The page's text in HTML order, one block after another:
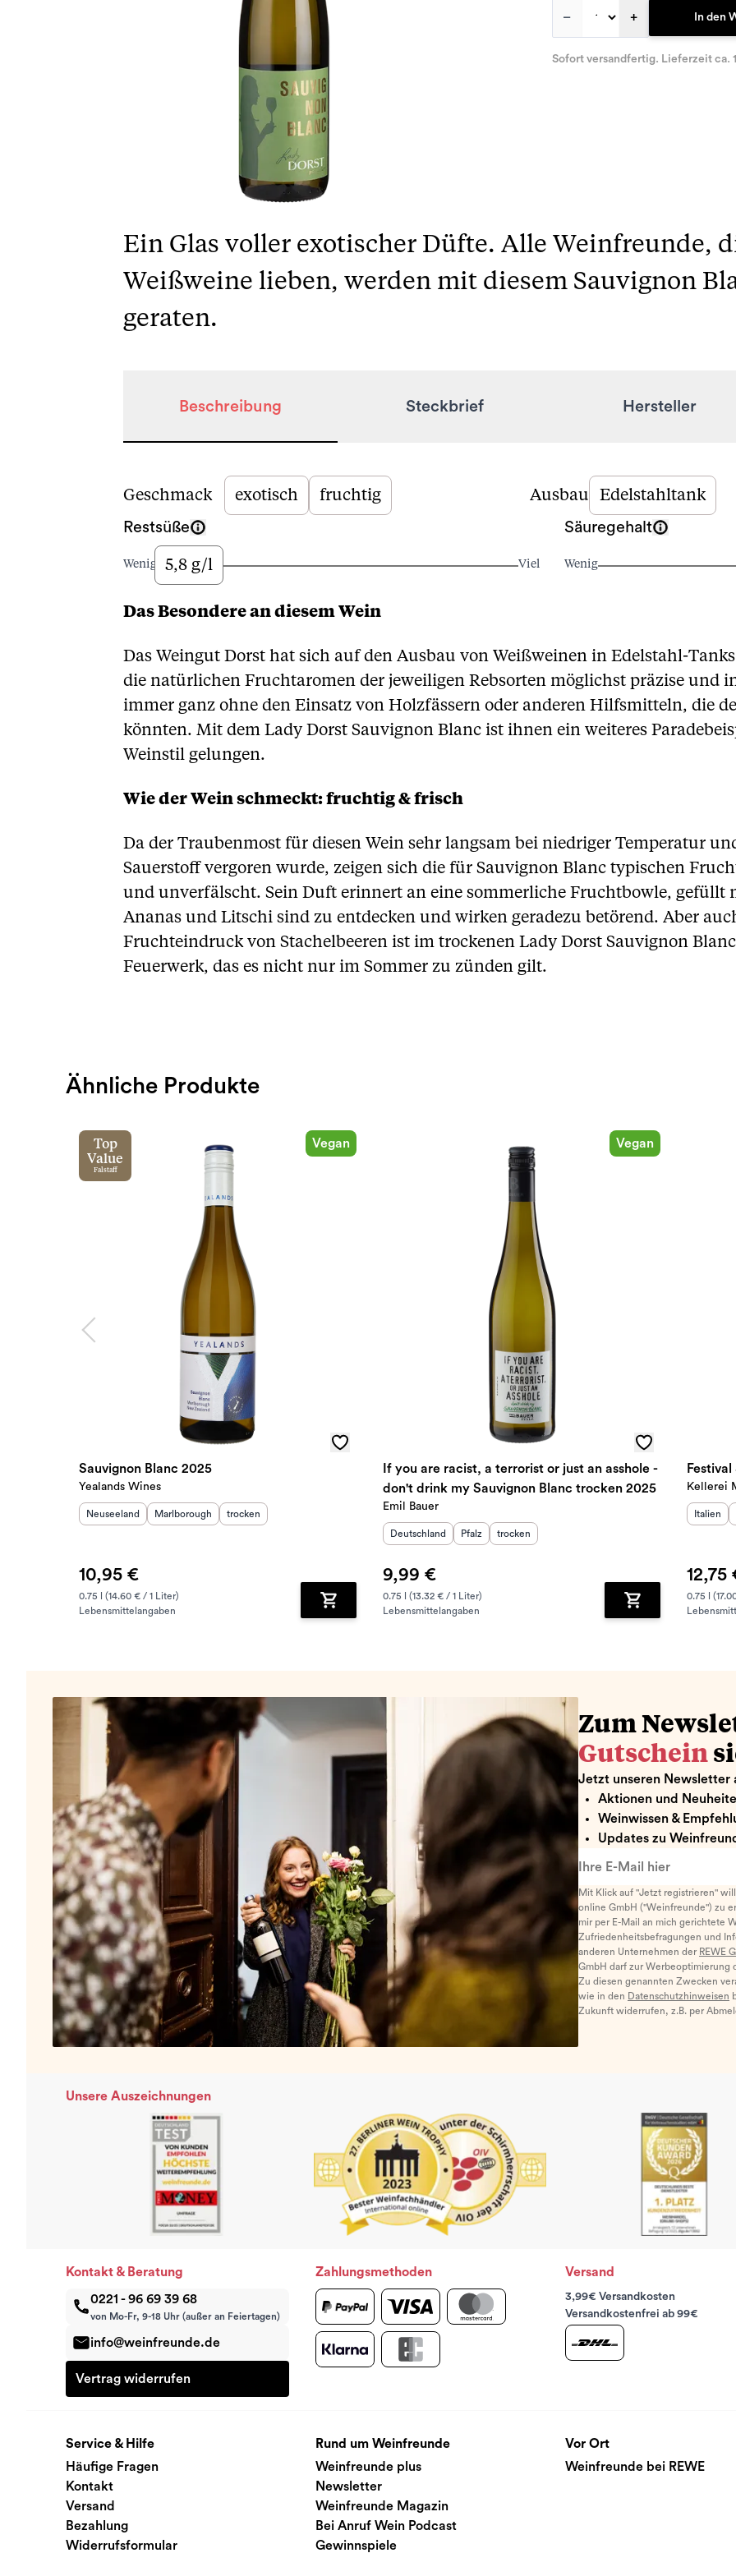
– + In den
Sofort versandfertig. Lieferzeit ca.
Ein Glas voller exotischer Düfte. Alle Weinfreunde,
Weißweine lieben, werden mit diesem Sauvignon
geraten.
Beschreibung Steckbrief Hersteller
Beschreibung
Geschmack exotisch fruchtig Ausbau Edelstahltank
Restsüße
Wenig 5,8 g/l Viel
Säuregehalt
Wenig
Das Besondere an diesem Wein
Das Weingut Dorst hat sich auf den Ausbau von Weißweinen in Edelstahl-
die natürlichen Fruchtaromen der jeweiligen Rebsorten möglichst präzise und
immer ganz ohne den Einsatz von Holzfässern oder anderen Hilfsmitteln, die
könnten. Mit dem Lady Dorst Sauvignon Blanc ist ihnen ein weiteres
Weinstil gelungen.
Wie der Wein schmeckt: fruchtig & frisch
Da der Traubenmost für diesen Wein sehr langsam bei niedriger Temperatur
Sauerstoff vergoren wurde, zeigen sich die für Sauvignon Blanc typischen
und unverfälscht. Sein Duft erinnert an eine sommerliche Fruchtbowle, gefüllt
Ananas und Litschi sind zu entdecken und wirken geradezu betörend. Aber
Fruchteindruck von Stachelbeeren ist im trockenen Lady Dorst Sauvignon
Feuerwerk, das es nicht nur im Sommer zu zünden gilt.
Ähnliche Produkte
Top
Value
Falstaff
Vegan
Sauvignon Blanc 2025
Yealands Wines
Herkunftsland
Neuseeland Herkunftsregion :
Marlborough Geschmack
trocken
10,95 €
0.75 l (14.60 € / 1 Liter)
Lebensmittelangaben
Zum Warenkorb hinzufügen
Vegan
If you are racist, a terrorist or just an asshole -
don't drink my Sauvignon Blanc trocken 2025
Emil Bauer
Herkunftsland
Deutschland Herkunftsregion
Pfalz Geschmack
trocken
9,99 €
0.75 l (13.32 € / 1 Liter)
Lebensmittelangaben
Zum Warenkorb
Kellerei
Italien
12,75
0.75 l
Zum
Gutschein
Jetzt unseren Newsletter
Aktionen und
Weinwissen &
Updates zu
Mit Klick auf "Jetzt registrieren"
online GmbH ("Weinfreunde") zu
mir per E-Mail an mich gerichtete
Zufriedenheitsbefragungen und
anderen Unternehmen der REWE
GmbH darf zur Werbeoptimierung
Zu diesen genannten Zwecken
wie in den Datenschutzhinweisen
Zukunft widerrufen, z.B. per
Unsere Auszeichnungen
Kontakt & Beratung
0221 - 96 69 39 68
von Mo-Fr, 9-18 Uhr (außer an Feiertagen)
info@weinfreunde.de
Vertrag widerrufen
Zahlungsmethoden Versand
3,99€ Versandkosten
Versandkostenfrei ab 99€
Service & Hilfe
Häufige Fragen
Kontakt
Versand
Bezahlung
Widerrufsformular
Rund um Weinfreunde
Weinfreunde plus
Newsletter
Weinfreunde Magazin
Bei Anruf Wein Podcast
Gewinnspiele
Vor Ort
Weinfreunde bei REWE